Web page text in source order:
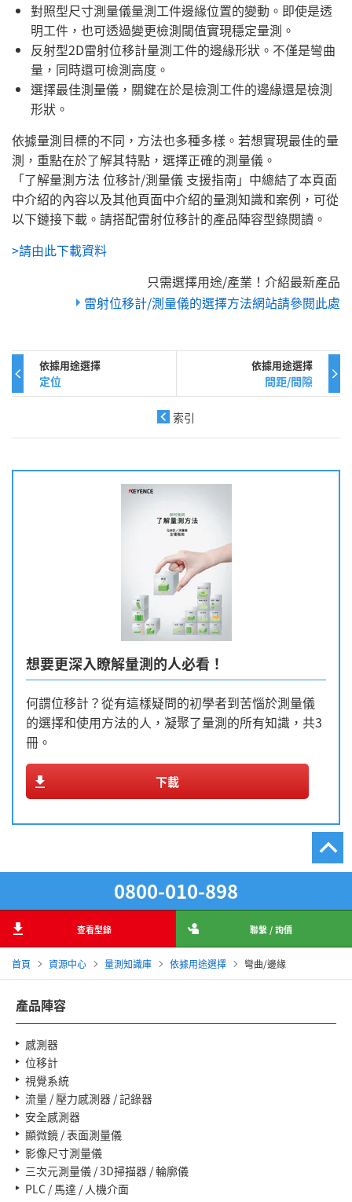
首頁 資源中心 量測知識庫 依據用途選擇 彎曲/邊緣
對照型尺寸測量儀量測工件邊緣位置的變動。即使是透
明工件，也可透過變更檢測閾值實現穩定量測。
反射型2D雷射位移計量測工件的邊緣形狀。不僅是彎曲
量，同時還可檢測高度。
選擇最佳測量儀，關鍵在於是檢測工件的邊緣還是檢測
形狀。
依據量測目標的不同，方法也多種多樣。若想實現最佳的量
測，重點在於了解其特點，選擇正確的測量儀。
「了解量測方法 位移計/測量儀 支援指南」中總結了本頁面
中介紹的內容以及其他頁面中介紹的量測知識和案例，可從
以下鏈接下載。請搭配雷射位移計的產品陣容型錄閱讀。
>請由此下載資料
只需選擇用途/產業！介紹最新產品
雷射位移計/測量儀的選擇方法網站請參閱此處
依據用途選擇
定位
依據用途選擇
間距/間隙
索引
想要更深入瞭解量測的人必看！
何謂位移計？從有這樣疑問的初學者到苦惱於測量儀
的選擇和使用方法的人，凝聚了量測的所有知識，共3
冊。
下載
0800-010-898
查看型錄 聯繫 / 詢價
產品陣容
感測器
位移計
視覺系統
流量 / 壓力感測器 / 記錄器
安全感測器
顯微鏡 / 表面測量儀
影像尺寸測量儀
三次元測量儀 / 3D掃描器 / 輪廓儀
PLC / 馬達 / 人機介面